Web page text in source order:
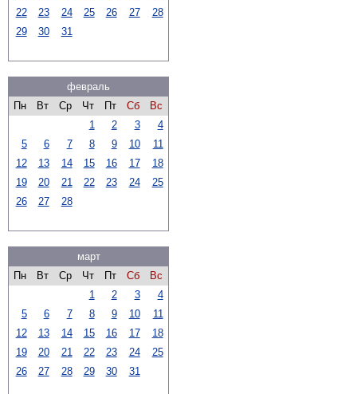
22
23 24 25 26 27
28
29
30 31
февраль
Пн
Вт Ср Чт Пт Сб
Вс
1
2 3
4
5
6 7 8 9 10
11
12
13 14 15 16 17
18
19
20 21 22 23 24
25
26
27 28
март
Пн
Вт Ср Чт Пт Сб
Вс
1
2 3
4
5
6 7 8 9 10
11
12
13 14 15 16 17
18
19
20 21 22 23 24
25
26
27 28 29 30 31